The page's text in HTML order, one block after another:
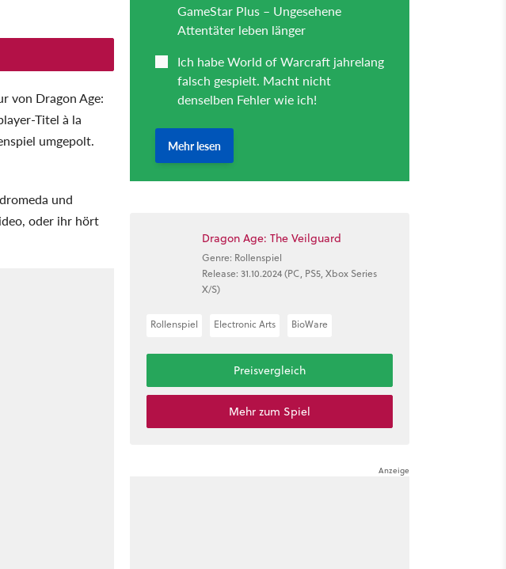
von Dragon Age:
Titel à la
umgepolt.
und
oder ihr hört
Dragon Age: The Veilguard
Genre: Rollenspiel
Release: 31.10.2024 (PC, PS5, Xbox Series
X/S)
Rollenspiel Electronic Arts BioWare
Preisvergleich
Mehr zum Spiel